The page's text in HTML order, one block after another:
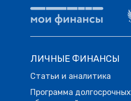
ЛИЧНЫЕ ФИНАНСЫ
Статьи и аналитика
Программа долгосрочных